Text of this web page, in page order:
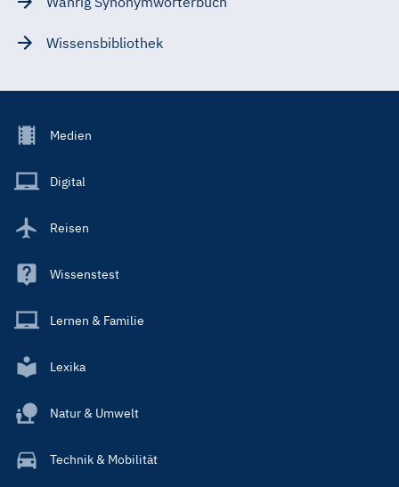
Wissensbibliothek
Footer
Main
Medien
Digital
Reisen
Wissenstest
Lernen & Familie
Lexika
Natur & Umwelt
Technik & Mobilität